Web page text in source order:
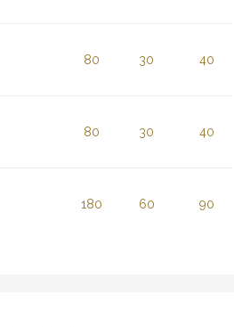
80 30 40
80 30 40
180 60 90